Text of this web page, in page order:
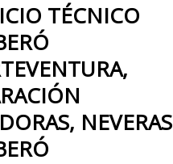
TÉCNICO
NEVERAS